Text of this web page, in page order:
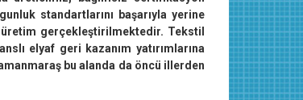
standartlarını başarıyla yerine
gerçekleştirilmektedir. Tekstil
elyaf geri kazanım yatırımlarına
bu alanda da öncü illerden